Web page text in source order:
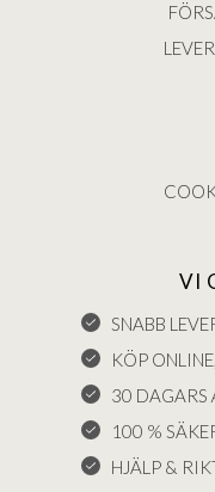
VI
SNABB
KÖP
30 DAGARS
100 %
HJÄLP &